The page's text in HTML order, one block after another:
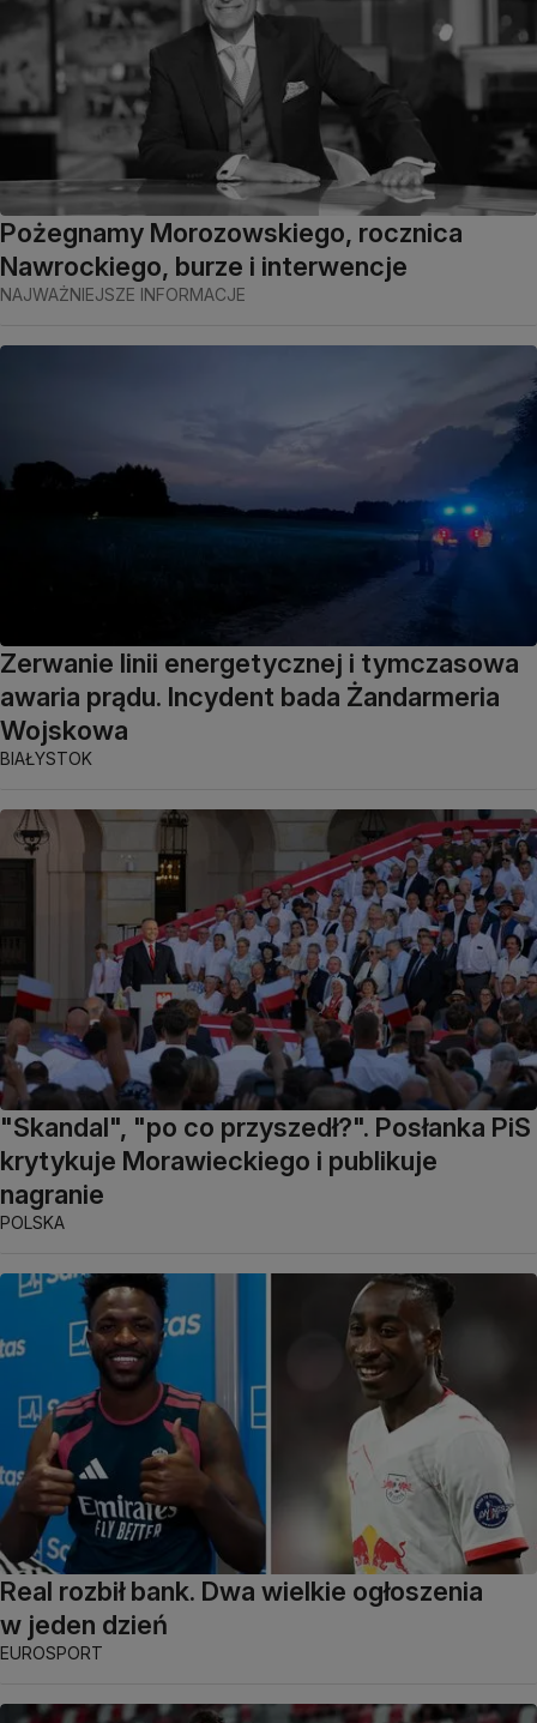
Pożegnamy Morozowskiego, rocznica
Nawrockiego, burze i interwencje
NAJWAŻNIEJSZE INFORMACJE
Zerwanie linii energetycznej i tymczasowa
awaria prądu. Incydent bada Żandarmeria
Wojskowa
BIAŁYSTOK
"Skandal", "po co przyszedł?". Posłanka PiS
krytykuje Morawieckiego i publikuje
nagranie
POLSKA
Real rozbił bank. Dwa wielkie ogłoszenia
w jeden dzień
EUROSPORT